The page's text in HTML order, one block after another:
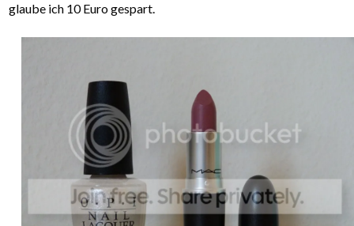
glaube ich 10 Euro gespart.